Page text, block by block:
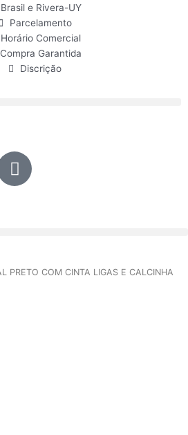
Brasil e Rivera-UY
Parcelamento
Horário Comercial
Compra Garantida
Discrição
U
s
PRETO COM CINTA LIGAS E CALCINHA